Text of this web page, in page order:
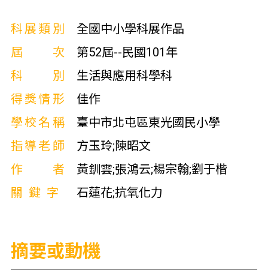
科展類別
全國中小學科展作品
屆次
第52屆--民國101年
科別
生活與應用科學科
得獎情形
佳作
學校名稱
臺中市北屯區東光國民小學
指導老師
方玉玲;陳昭文
作者
黃釧雲;張鴻云;楊宗翰;劉于楷
關鍵字
石蓮花;抗氧化力
摘要或動機